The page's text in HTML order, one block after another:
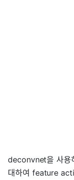
deconvnet을 사
대하여 feature